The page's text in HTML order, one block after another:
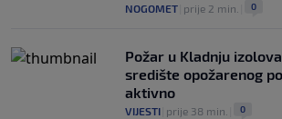
NOGOMET prije 2 min. 0
Požar u Kladnju
središte opožarenog
aktivno
VIJESTI prije 38 min. 0